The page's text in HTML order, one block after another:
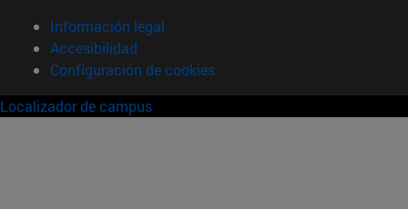
Información legal
Accesibilidad
Configuración de cookies
Localizador de campus